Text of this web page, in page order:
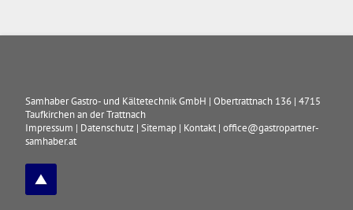
Samhaber Gastro- und Kältetechnik GmbH |Obertrattnach 136 |4715
Taufkirchen an der Trattnach
Impressum | Datenschutz |Sitemap | Kontakt |office@gastropartner-
samhaber.at